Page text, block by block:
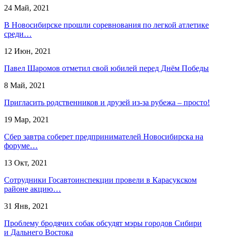
24 Май, 2021
В Новосибирске прошли соревнования по легкой атлетике
среди…
12 Июн, 2021
Павел Шаромов отметил свой юбилей перед Днём Победы
8 Май, 2021
Пригласить родственников и друзей из-за рубежа – просто!
19 Мар, 2021
Сбер завтра соберет предпринимателей Новосибирска на
форуме…
13 Окт, 2021
Сотрудники Госавтоинспекции провели в Карасукском
районе акцию…
31 Янв, 2021
Проблему бродячих собак обсудят мэры городов Сибири
и Дальнего Востока